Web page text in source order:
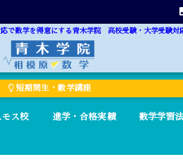
で数学を得意にする青木学院 高校受験・大学受験対
短期間生・数学講座
ス校 進学・合格実績 数学学習